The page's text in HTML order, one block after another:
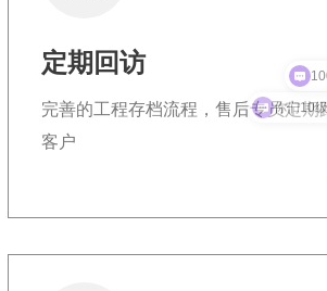
定期回访
完善的工程存档流程，售后专员定期
客户
你们10